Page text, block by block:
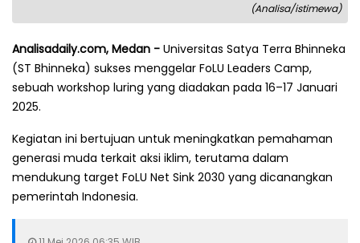
(Analisa/istimewa)
Analisadaily.com, Medan - Universitas Satya Terra Bhinneka
(ST Bhinneka) sukses menggelar FoLU Leaders Camp,
sebuah workshop luring yang diadakan pada 16–17 Januari
2025.
Kegiatan ini bertujuan untuk meningkatkan pemahaman
generasi muda terkait aksi iklim, terutama dalam
mendukung target FoLU Net Sink 2030 yang dicanangkan
pemerintah Indonesia.